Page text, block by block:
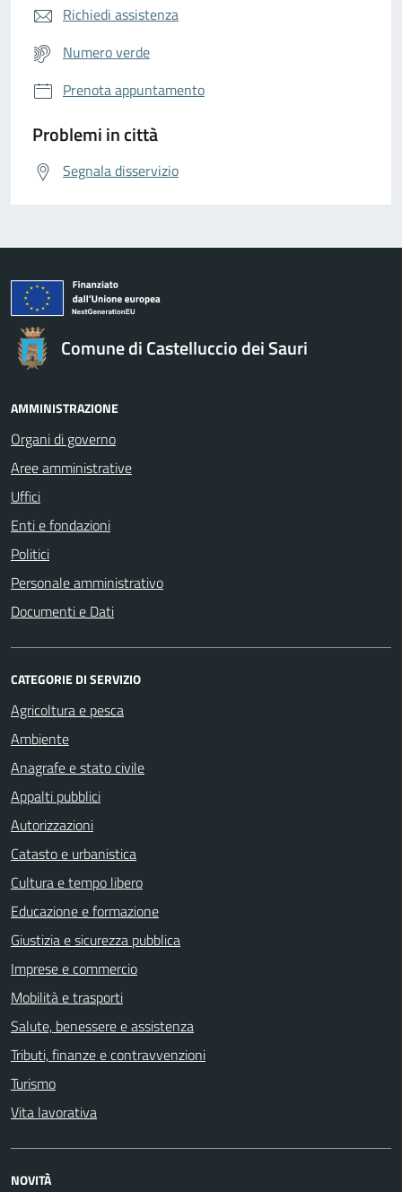
Richiedi assistenza
Numero verde
Prenota appuntamento
Problemi in città
Segnala disservizio
Comune di Castelluccio dei Sauri
AMMINISTRAZIONE
Organi di governo
Aree amministrative
Uffici
Enti e fondazioni
Politici
Personale amministrativo
Documenti e Dati
CATEGORIE DI SERVIZIO
Agricoltura e pesca
Ambiente
Anagrafe e stato civile
Appalti pubblici
Autorizzazioni
Catasto e urbanistica
Cultura e tempo libero
Educazione e formazione
Giustizia e sicurezza pubblica
Imprese e commercio
Mobilità e trasporti
Salute, benessere e assistenza
Tributi, finanze e contravvenzioni
Turismo
Vita lavorativa
NOVITÀ